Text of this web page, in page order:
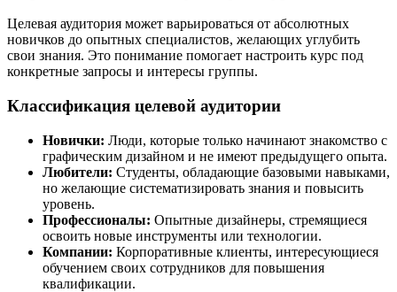
Целевая аудитория может варьироваться от абсолютных
новичков до опытных специалистов, желающих углубить
свои знания. Это понимание помогает настроить курс под
конкретные запросы и интересы группы.
Классификация целевой аудитории
Новички: Люди, которые только начинают знакомство с
графическим дизайном и не имеют предыдущего опыта.
Любители: Студенты, обладающие базовыми навыками,
но желающие систематизировать знания и повысить
уровень.
Профессионалы: Опытные дизайнеры, стремящиеся
освоить новые инструменты или технологии.
Компании: Корпоративные клиенты, интересующиеся
обучением своих сотрудников для повышения
квалификации.